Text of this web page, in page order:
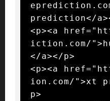
prediction</
<p><a
iction.com/
</a></p>
<p><a
ion.com/">xt
p>